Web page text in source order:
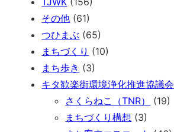
その他 (61)
つひまぶ (65)
まちづくり (10)
まち歩き (3)
キタ歓楽街環境浄化推進協議会
さくらねこ（TNR）
(19)
まちづくり構想 (3)